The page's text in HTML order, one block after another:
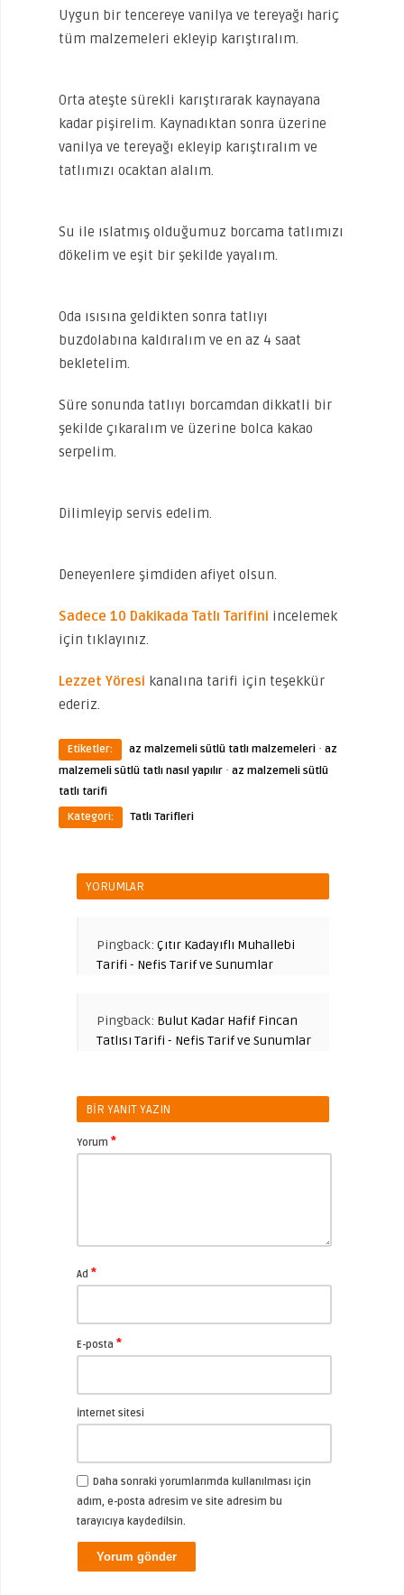
Uygun bir tencereye vanilya ve tereyağı hariç
tüm malzemeleri ekleyip karıştıralım.
Orta ateşte sürekli karıştırarak kaynayana
kadar pişirelim. Kaynadıktan sonra üzerine
vanilya ve tereyağı ekleyip karıştıralım ve
tatlımızı ocaktan alalım.
Su ile ıslatmış olduğumuz borcama tatlımızı
dökelim ve eşit bir şekilde yayalım.
Oda ısısına geldikten sonra tatlıyı
buzdolabına kaldıralım ve en az 4 saat
bekletelim.
Süre sonunda tatlıyı borcamdan dikkatli bir
şekilde çıkaralım ve üzerine bolca kakao
serpelim.
Dilimleyip servis edelim.
Deneyenlere şimdiden afiyet olsun.
Sadece 10 Dakikada Tatlı Tarifini incelemek
için tıklayınız.
Lezzet Yöresi kanalına tarifi için teşekkür
ederiz.
Etiketler: az malzemeli sütlü tatlı malzemeleri · az
malzemeli sütlü tatlı nasıl yapılır · az malzemeli sütlü
tatlı tarifi
Kategori:
Tatlı Tarifleri
YORUMLAR
Pingback: Çıtır Kadayıflı Muhallebi
Tarifi - Nefis Tarif ve Sunumlar
Pingback: Bulut Kadar Hafif Fincan
Tatlısı Tarifi - Nefis Tarif ve Sunumlar
BIR YANIT YAZIN
Yorum *
Ad *
E-posta *
İnternet sitesi
Daha sonraki yorumlarımda kullanılması için
adım, e-posta adresim ve site adresim bu
tarayıcıya kaydedilsin.